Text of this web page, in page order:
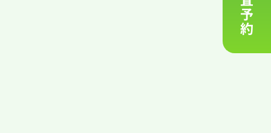
予
約